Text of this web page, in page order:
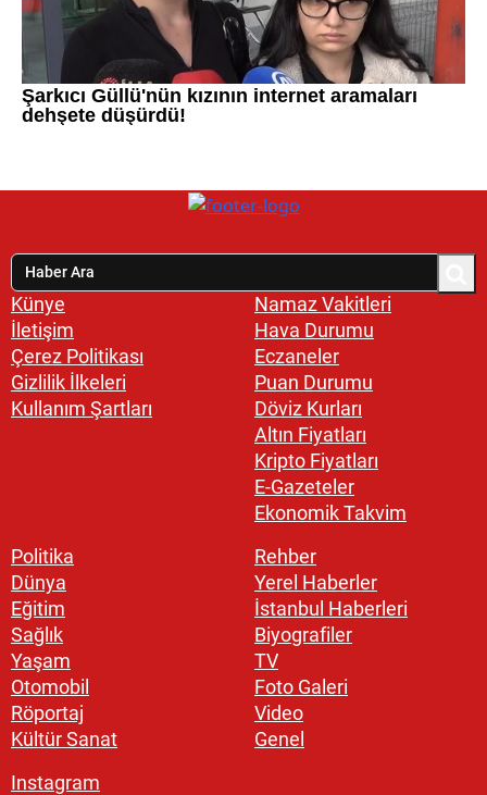
Künye
İletişim
Çerez Politikası
Gizlilik İlkeleri
Kullanım Şartları
Namaz Vakitleri
Hava Durumu
Eczaneler
Puan Durumu
Döviz Kurları
Altın Fiyatları
Kripto Fiyatları
E-Gazeteler
Ekonomik Takvim
Politika
Dünya
Eğitim
Sağlık
Yaşam
Otomobil
Röportaj
Kültür Sanat
Rehber
Yerel Haberler
İstanbul Haberleri
Biyografiler
TV
Foto Galeri
Video
Genel
Instagram